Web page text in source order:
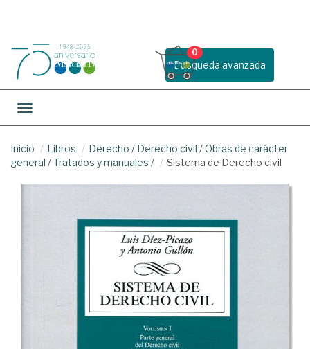
Busqueda avanzada
0
Toggle navigation
Inicio Libros Derecho / Derecho civil /Obras de carácter
general /Tratados y manuales / Sistema de Derecho civil